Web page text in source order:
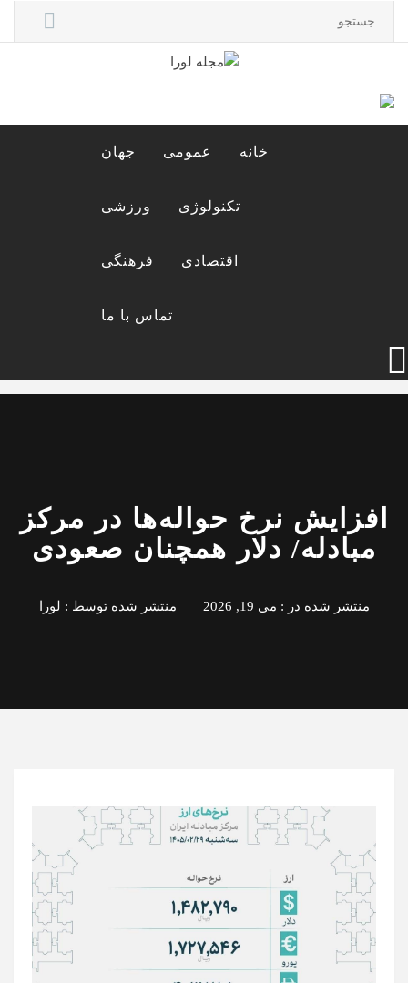
مجله لورا
خانه عمومی جهان
تکنولوژی ورزشی
اقتصادی فرهنگی
تماس با ما
افزایش نرخ حواله‌ها در مرکز
مبادله/ دلار همچنان صعودی
منتشر شده در : می 19, 2026 منتشر شده توسط : لورا